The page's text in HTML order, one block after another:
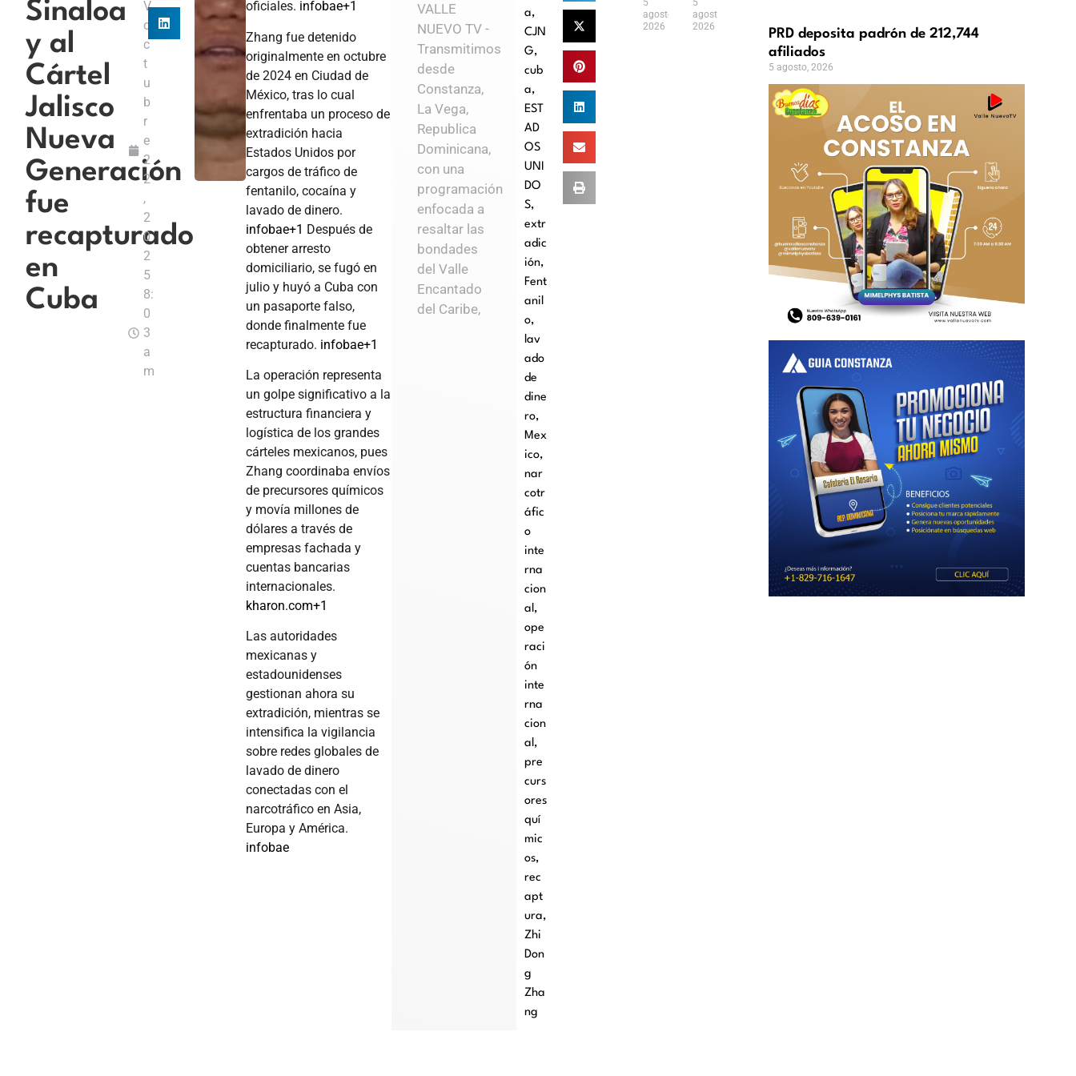
Sinaloa
y al
Cártel
Jalisco
Nueva
Generación
fue
recapturado
en
Cuba
V
o
c
t
u
b
r
e
2
2
,
2
0
2
5
8:
0
3
a
m
oficiales. infobae+1
Zhang fue detenido
originalmente en octubre
de 2024 en Ciudad de
México, tras lo cual
enfrentaba un proceso de
extradición hacia
Estados Unidos por
cargos de tráfico de
fentanilo, cocaína y
lavado de dinero.
infobae+1 Después de
obtener arresto
domiciliario, se fugó en
julio y huyó a Cuba con
un pasaporte falso,
donde finalmente fue
recapturado. infobae+1
La operación representa
un golpe significativo a la
estructura financiera y
logística de los grandes
cárteles mexicanos, pues
Zhang coordinaba envíos
de precursores químicos
y movía millones de
dólares a través de
empresas fachada y
cuentas bancarias
internacionales.
kharon.com+1
Las autoridades
mexicanas y
estadounidenses
gestionan ahora su
extradición, mientras se
intensifica la vigilancia
sobre redes globales de
lavado de dinero
conectadas con el
narcotráfico en Asia,
Europa y América.
infobae
VALLE
NUEVO TV -
Transmitimos
desde
Constanza,
La Vega,
Republica
Dominicana,
con una
programación
enfocada a
resaltar las
bondades
del Valle
Encantado
del Caribe,
a,
CJN
G,
cub
a,
EST
AD
OS
UNI
DO
S,
extr
adic
ión,
Fent
anil
o,
lav
ado
de
dine
ro,
Mex
ico,
nar
cotr
áfic
o
inte
rna
cion
al ,
ope
raci
ón
inte
rna
cion
al ,
pre
curs
ores
quí
mic
os,
rec
apt
ura,
Zhi
Don
g
Zha
ng
5
agosto,
2026
5
agosto,
2026
PRD deposita padrón de 212,744
afiliados
5 agosto, 2026